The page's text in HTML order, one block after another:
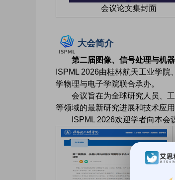
会议论文集封面
大会简介
第二届图像、信号处理与机
ISPML 2026由桂林航天工业学
学物理与电子学院联合承办。
会议旨在为全球研究人员、
等领域的最新研究进展和技术应用
ISPML 2026欢迎学者向本